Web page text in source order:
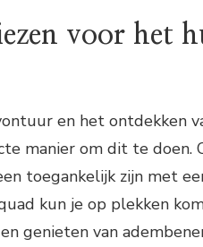
voor het
en het ontdekken
manier om dit te doen.
toegankelijk zijn met
kun je op plekken
genieten van